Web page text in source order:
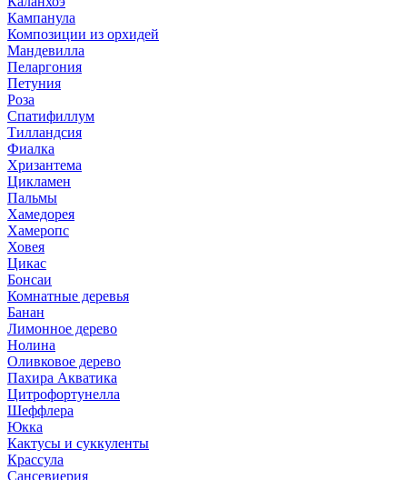
Кампанула
Композиции из орхидей
Мандевилла
Пеларгония
Петуния
Роза
Спатифиллум
Тилландсия
Фиалка
Хризантема
Цикламен
Пальмы
Хамедорея
Хамеропс
Ховея
Цикас
Бонсаи
Комнатные деревья
Банан
Лимонное дерево
Нолина
Оливковое дерево
Пахира Акватика
Цитрофортунелла
Шеффлера
Юкка
Кактусы и суккуленты
Крассула
Сансевиерия